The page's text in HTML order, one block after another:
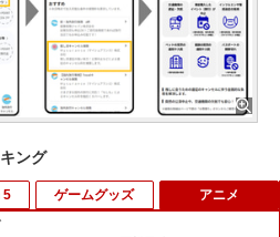
ング
5 ゲームグッズ アニメ